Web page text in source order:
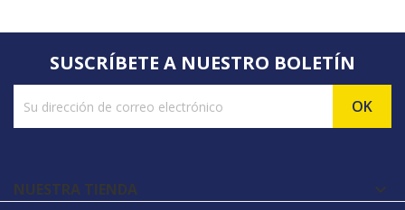
SUSCRÍBETE A NUESTRO BOLETÍN
NUESTRA TIENDA 